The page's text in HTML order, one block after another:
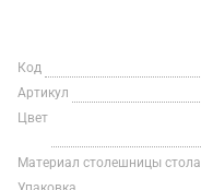
Код
Артикул
Цвет
Материал столешницы стола